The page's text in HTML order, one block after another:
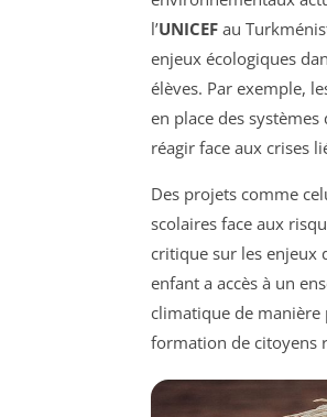
l’UNICEF au
enjeux écologiques
élèves. Par exemple,
en place des
réagir face aux crises
Des projets comme
scolaires face aux
critique sur les enjeux
enfant a accès à un
climatique de manière
formation de citoyens